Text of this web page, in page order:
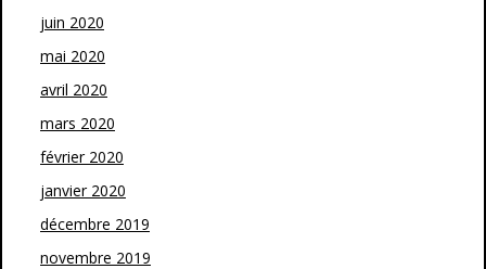
juin 2020
mai 2020
avril 2020
mars 2020
février 2020
janvier 2020
décembre 2019
novembre 2019